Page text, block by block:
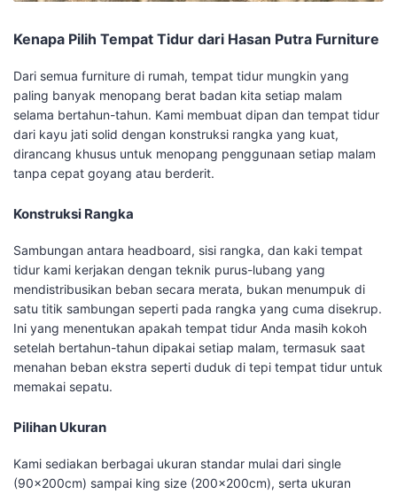
Kenapa Pilih Tempat Tidur dari Hasan Putra Furniture
Dari semua furniture di rumah, tempat tidur mungkin yang
paling banyak menopang berat badan kita setiap malam
selama bertahun-tahun. Kami membuat dipan dan tempat tidur
dari kayu jati solid dengan konstruksi rangka yang kuat,
dirancang khusus untuk menopang penggunaan setiap malam
tanpa cepat goyang atau berderit.
Konstruksi Rangka
Sambungan antara headboard, sisi rangka, dan kaki tempat
tidur kami kerjakan dengan teknik purus-lubang yang
mendistribusikan beban secara merata, bukan menumpuk di
satu titik sambungan seperti pada rangka yang cuma disekrup.
Ini yang menentukan apakah tempat tidur Anda masih kokoh
setelah bertahun-tahun dipakai setiap malam, termasuk saat
menahan beban ekstra seperti duduk di tepi tempat tidur untuk
memakai sepatu.
Pilihan Ukuran
Kami sediakan berbagai ukuran standar mulai dari single
(90x200cm) sampai king size (200x200cm), serta ukuran